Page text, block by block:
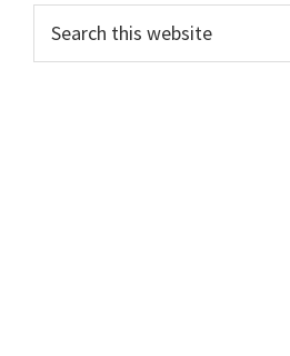
Primary
Sidebar
this
website